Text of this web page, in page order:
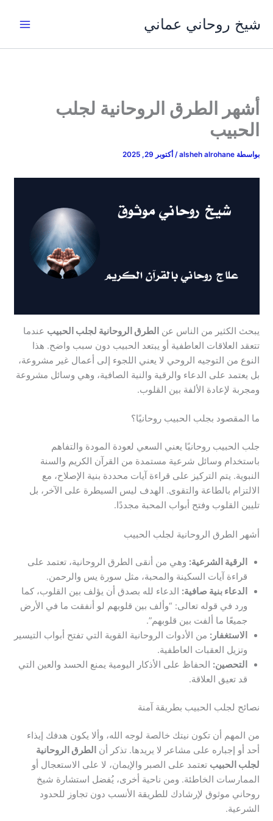
المحتوى
شيخ روحاني عماني
أشهر الطرق الروحانية لجلب
الحبيب
بواسطة alsheh alrohane
/ أكتوبر 29, 2025
يبحث الكثير من الناس عن الطرق الروحانية لجلب الحبيب عندما
تتعقد العلاقات العاطفية أو يبتعد الحبيب دون سبب واضح. هذا
النوع من التوجيه الروحي لا يعني اللجوء إلى أعمال غير مشروعة،
بل يعتمد على الدعاء والرقية والنية الصافية، وهي وسائل مشروعة
ومجربة لإعادة الألفة بين القلوب.
ما المقصود بجلب الحبيب روحانيًا؟
جلب الحبيب روحانيًا يعني السعي لعودة المودة والتفاهم
باستخدام وسائل شرعية مستمدة من القرآن الكريم والسنة
النبوية. يتم التركيز على قراءة آيات محددة بنية الإصلاح، مع
الالتزام بالطاعة والتقوى. الهدف ليس السيطرة على الآخر، بل
تليين القلوب وفتح أبواب المحبة مجددًا.
أشهر الطرق الروحانية لجلب الحبيب
الرقية الشرعية: وهي من أنقى الطرق الروحانية، تعتمد على
قراءة آيات السكينة والمحبة، مثل سورة يس والرحمن.
الدعاء بنية صافية: الدعاء لله بصدق أن يؤلف بين القلوب، كما
ورد في قوله تعالى: “وألف بين قلوبهم لو أنفقت ما في الأرض
جميعًا ما ألفت بين قلوبهم”.
الاستغفار: من الأدوات الروحانية القوية التي تفتح أبواب التيسير
وتزيل العقبات العاطفية.
التحصين: الحفاظ على الأذكار اليومية يمنع الحسد والعين التي
قد تعيق العلاقة.
نصائح لجلب الحبيب بطريقة آمنة
من المهم أن تكون نيتك خالصة لوجه الله، وألا يكون هدفك إيذاء
أحد أو إجباره على مشاعر لا يريدها. تذكر أن الطرق الروحانية
لجلب الحبيب تعتمد على الصبر والإيمان، لا على الاستعجال أو
الممارسات الخاطئة. ومن ناحية أخرى، يُفضل استشارة شيخ
روحاني موثوق لإرشادك للطريقة الأنسب دون تجاوز للحدود
الشرعية.